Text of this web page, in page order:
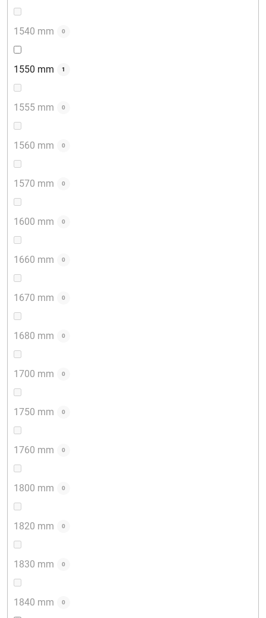
1540 mm 0
1550 mm 1
1555 mm 0
1560 mm 0
1570 mm 0
1600 mm 0
1660 mm 0
1670 mm 0
1680 mm 0
1700 mm 0
1750 mm 0
1760 mm 0
1800 mm 0
1820 mm 0
1830 mm 0
1840 mm 0